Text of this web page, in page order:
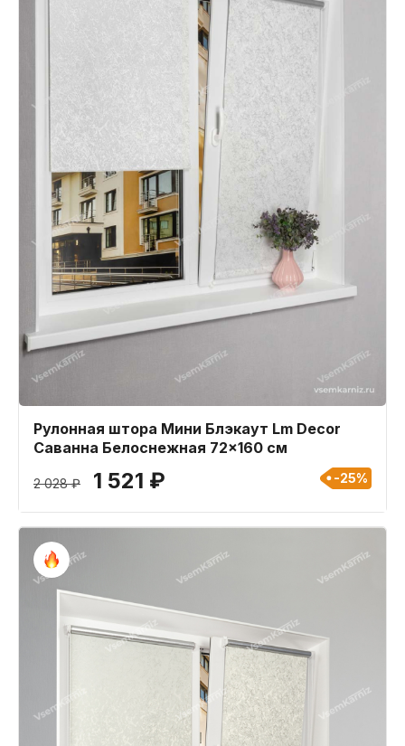
Рулонная штора Мини Блэкаут Lm Decor
Саванна Белоснежная 72x160 см
2 028 ₽ 1 521 ₽ -25%